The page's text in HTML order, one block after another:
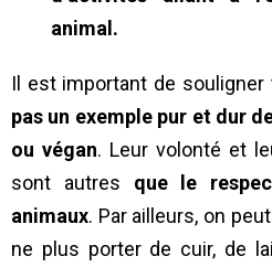
animal.
Il est important de souligner
pas un exemple pur et dur
ou végan. Leur volonté et
sont autres que le
animaux. Par ailleurs, on
ne plus porter de cuir, de